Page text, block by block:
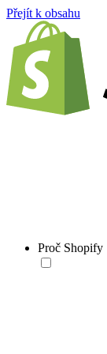
Přejít k obsahu
Proč Shopify